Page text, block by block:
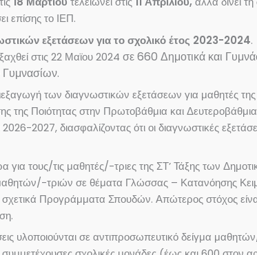
επίσης το ΙΕΠ.
εξετάσεωνγια το σχολικό έτος 2023-2024.
στις 22 Μαϊου 2024 σε 660 Δημοτικά και
Γυμνασίων.
των διαγνωστικών εξετάσεων για μαθητές
Ποιότητας στην Πρωτοβάθμια και
2027, διασφαλίζοντας ότι οι διαγνωστικές
τους/τις μαθητές/-τριες της ΣΤ’ Τάξης των
τριών σε θέματα Γλώσσας – Κατανόησης
Προγράμματα Σπουδών. Απώτερος στόχος
υλοποιούνται σε αντιπροσωπευτικό δείγμα